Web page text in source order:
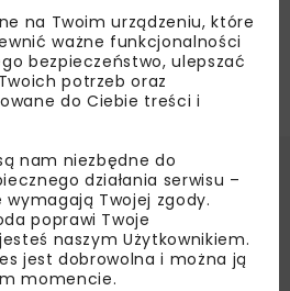
dają możliwości
istotnych z punktu widzenia
i gospodarczego.
Kraków SA,
PŁASZÓW
OŚ PŁASZÓW
na Twoim urządzeniu, które
ważne funkcjonalności
bezpieczeństwo, ulepszać
potrzeb oraz
do Ciebie treści i
nam niezbędne do
działania serwisu –
Twojej zgody.
poprawi Twoje
naszym Użytkownikiem.
jest dobrowolna i można ją
momencie.